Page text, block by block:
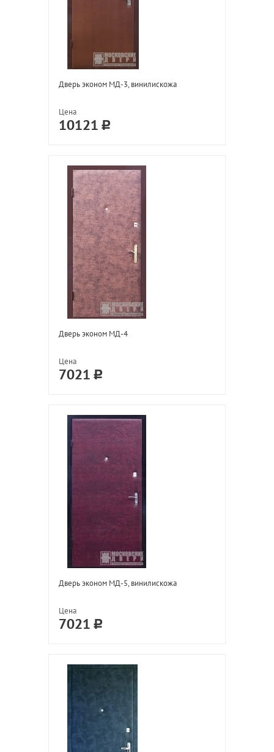
Дверь эконом МД-3, винилискожа
Цена
10121
Дверь эконом МД-4
Цена
7021
Дверь эконом МД-5, винилискожа
Цена
7021